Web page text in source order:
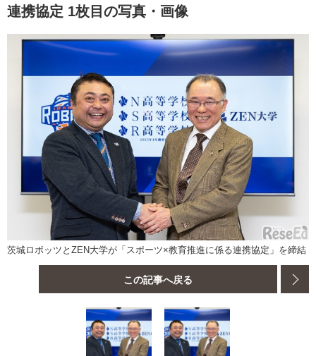
連携協定 1枚目の写真・画像
茨城ロボッツとZEN大学が「スポーツ×教育推進に係る連携協定」を締結
この記事へ戻る